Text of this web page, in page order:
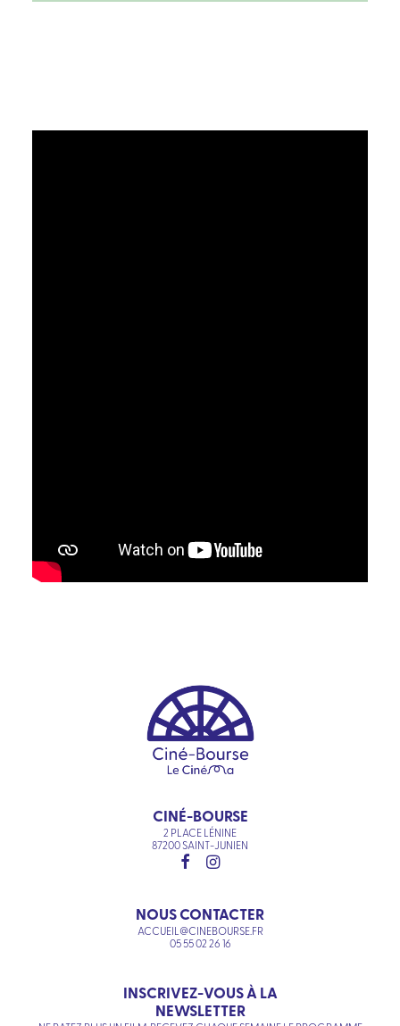
CINÉ-BOURSE
2 PLACE LÉNINE
87200 SAINT-JUNIEN
NOUS CONTACTER
ACCUEIL@CINEBOURSE.FR
05 55 02 26 16
INSCRIVEZ-VOUS À LA
NEWSLETTER